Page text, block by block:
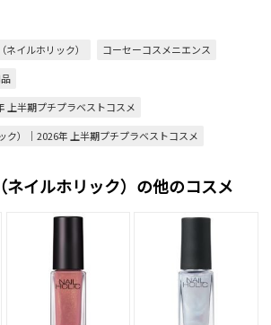
ネイルホリック）
コーセーコスメニエンス
上半期プチプラベストコスメ
ク）｜2026年 上半期プチプラベストコスメ
ネイルホリック）の他のコスメ